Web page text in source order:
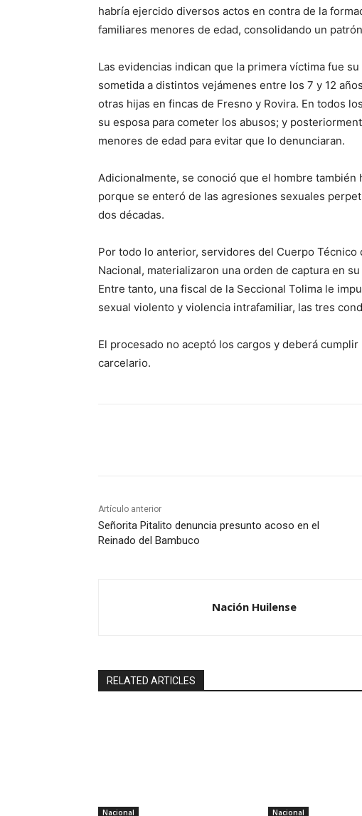
habría ejercido diversos actos en contra de la
familiares menores de edad, consolidando un
Las evidencias indican que la primera víctima fue
sometida a distintos vejámenes entre los 7 y 12
otras hijas en fincas de Fresno y Rovira. En todos
su esposa para cometer los abusos; y
menores de edad para evitar que lo denunciaran.
Adicionalmente, se conoció que el hombre
porque se enteró de las agresiones sexuales
dos décadas.
Por todo lo anterior, servidores del Cuerpo
Nacional, materializaron una orden de captura en
Entre tanto, una fiscal de la Seccional Tolima le
sexual violento y violencia intrafamiliar, las tres
El procesado no aceptó los cargos y deberá
carcelario.
Artículo anterior
Señorita Pitalito denuncia presunto acoso en el
Reinado del Bambuco
Nación Huilense
RELATED ARTICLES
Nacional Nacional